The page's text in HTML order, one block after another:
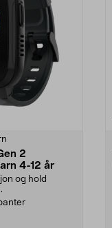
2
4-12 år
og hold
stjerner